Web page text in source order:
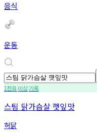
음식
운동
1천회 이상기록
스팀 닭가슴살 깻잎맛
허닭